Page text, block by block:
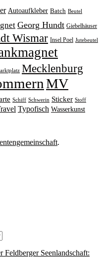
Autoaufkleber Batch Beutel
Georg Hundt Giebelhäuser
Wismar Insel Poel Jutebeutel
Mecklenburg
MV
Schiff Schwerin Sticker Stoff
Typofisch Wasserkunst
.